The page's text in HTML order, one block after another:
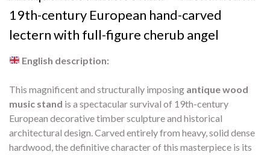
19th-century European hand-carved
lectern with full-figure cherub angel
English description:
This magnificent and structurally imposing antique wood
music stand is a spectacular survival of 19th-century
European decorative timber sculpture and historical
architectural design. Carved entirely from heavy, solid dense
hardwood, the definitive character of this masterpiece is its